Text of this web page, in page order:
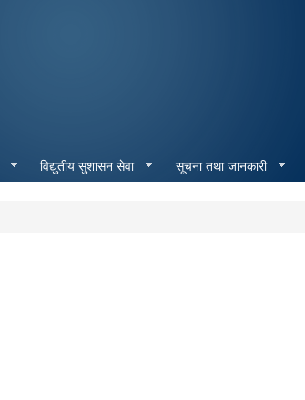
विद्युतीय सुशासन सेवा सूचना तथा जानकारी